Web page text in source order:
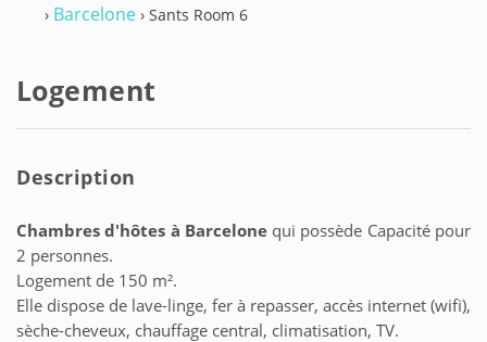
› Barcelone› Sants Room 6
Logement
Description
Chambres d'hôtes à Barcelonequi possède Capacité pour
2 personnes.
Logement de 150 m².
Elle dispose de lave-linge, fer à repasser, accès internet (wifi),
sèche-cheveux, chauffage central, climatisation, TV.